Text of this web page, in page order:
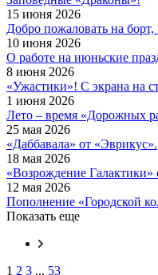
15 июня 2026
Добро пожаловать на
10 июня 2026
О работе на июньские
8 июня 2026
«Ужастики»! С экрана на
1 июня 2026
Лето – время «Дорожных
25 мая 2026
«Даббавала» от «Эврикус».
18 мая 2026
«Возрождение Галактики»
12 мая 2026
Пополнение «Городской
Показать еще
1 2 3 ... 53